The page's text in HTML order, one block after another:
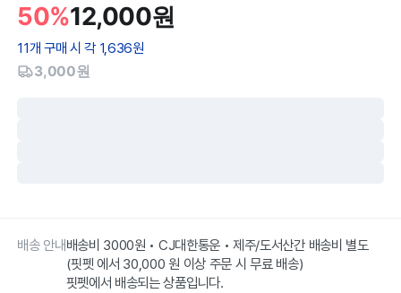
50%12,000원
11개 구매 시 각 1,636원
3,000원
배송 안내배송비 3000원 • CJ대한통운 • 제주/도서산간 배송비 별도
(핏펫 에서 30,000 원 이상 주문 시 무료 배송)
핏펫에서 배송되는 상품입니다.